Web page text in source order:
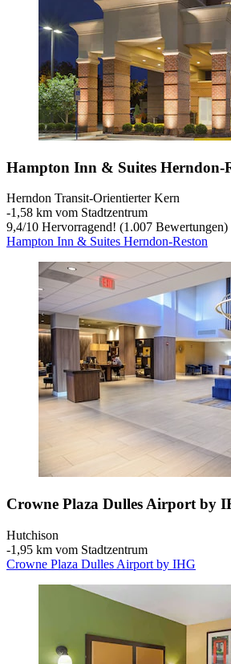
Hampton Inn & Suites Herndon-
Herndon Transit-Orientierter Kern
‐1,58 km vom Stadtzentrum
9,4/10 Hervorragend! (1.007 Bewertungen)
Hampton Inn & Suites Herndon-Reston
Crowne Plaza Dulles Airport by
Hutchison
‐1,95 km vom Stadtzentrum
Crowne Plaza Dulles Airport by IHG